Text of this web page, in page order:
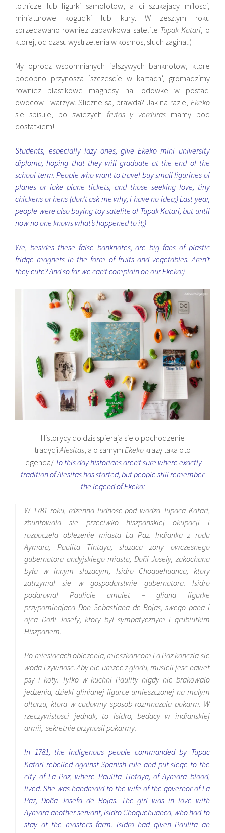
lotnicze lub figurki samolotow, a ci szukajacy milosci,
miniaturowe koguciki lub kury. W zeszlym roku
sprzedawano rowniez zabawkowa satelite Tupak Katari, o
ktorej, od czasu wystrzelenia w kosmos, sluch zaginal:)
My oprocz wspomnianych falszywych banknotow, ktore
podobno przynosza ‘szczescie w kartach’, gromadzimy
rowniez plastikowe magnesy na lodowke w postaci
owocow i warzyw. Sliczne sa, prawda? Jak na razie, Ekeko
sie spisuje, bo swiezych frutas y verduras mamy pod
dostatkiem!
Students, especially lazy ones, give Ekeko mini university
diploma, hoping that they will graduate at the end of the
school term. People who want to travel buy small figurines of
planes or fake plane tickets, and those seeking love, tiny
chickens or hens (don’t ask me why, I have no idea;) Last year,
people were also buying toy satelite of Tupak Katari, but until
now no one knows what’s happened to it;)
We, besides these false banknotes, are big fans of plastic
fridge magnets in the form of fruits and vegetables. Aren’t
they cute? And so far we can’t complain on our Ekeko:)
Historycy do dzis spieraja sie o pochodzenie
tradycjiAlesitas , a o samym Ekeko krazy taka oto
legenda/ To this day historians aren’t sure where exactly
tradition of Alesitas has started, but people still remember
the legend of Ekeko:
W 1781 roku, rdzenna ludnosc pod wodza Tupaca Katari,
zbuntowala sie przeciwko hiszpanskiej okupacji i
rozpoczela oblezenie miasta La Paz. Indianka z rodu
Aymara, Paulita Tintaya, słuzaca zony owczesnego
gubernatora andyjskiego miasta, Doñi Josefy, zakochana
była w innym sluzacym, Isidro Choquehuanca, ktory
zatrzymal sie w gospodarstwie gubernatora. Isidro
podarowal Paulicie amulet – gliana figurke
przypominajaca Don Sebastiana de Rojas, swego pana i
ojca Doñi Josefy, ktory byl sympatycznym i grubiutkim
Hiszpanem.
Po miesiacach oblezenia, mieszkancom La Paz konczla sie
woda i zywnosc. Aby nie umzec z glodu, musieli jesc nawet
psy i koty. Tylko w kuchni Paulity nigdy nie brakowalo
jedzenia, dzieki glinianej figurce umieszczonej na malym
oltarzu, ktora w cudowny sposob rozmnazala pokarm. W
rzeczywistosci jednak, to Isidro, bedacy w indianskiej
armii, sekretnie przynosil pokarmy.
In 1781, the indigenous people commanded by Tupac
Katari rebelled against Spanish rule and put siege to the
city of La Paz, where Paulita Tintaya, of Aymara blood,
lived. She was handmaid to the wife of the governor of La
Paz, Doña Josefa de Rojas. The girl was in love with
Aymara another servant, Isidro Choquehuanca, who had to
stay at the master’s farm. Isidro had given Paulita an